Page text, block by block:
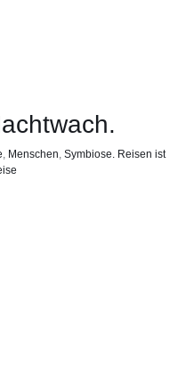
Menschen Symbiose. Reisen ist